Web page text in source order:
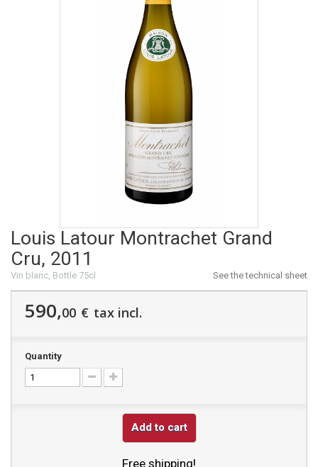
Louis Latour Montrachet Grand
Cru, 2011
Vin blanc, Bottle 75cl See the technical sheet
590,00 € tax incl.
Quantity
Add to cart
Free shipping!